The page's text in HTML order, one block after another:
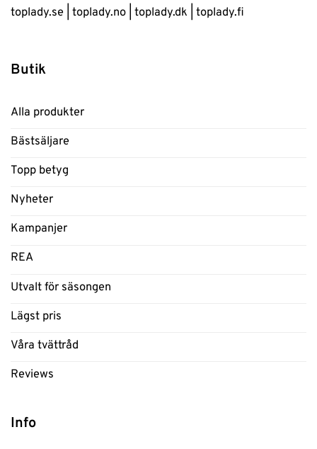
toplady.se toplady.no toplady.dk toplady.fi
Butik
Alla produkter
Bästsäljare
Topp betyg
Nyheter
Kampanjer
REA
Utvalt för säsongen
Lägst pris
Våra tvättråd
Reviews
Info